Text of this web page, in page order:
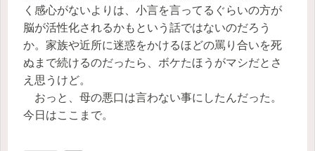
く感心がないよりは、小言を言ってるぐらいの方が
脳が活性化されるかもという話ではないのだろう
か。家族や近所に迷惑をかけるほどの罵り合いを死
ぬまで続けるのだったら、ボケたほうがマシだとさ
え思うけど。
おっと、母の悪口は言わない事にしたんだった。
今日はここまで。